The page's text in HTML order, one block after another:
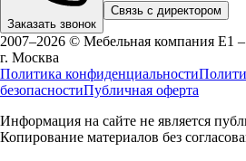
Заказать звонок
Связь с директором
2007–2026 © Мебельная компания Е1
г. Москва
Политика конфиденциальности
безопасностиПубличная оферта
Информация на сайте не является
Копирование материалов без